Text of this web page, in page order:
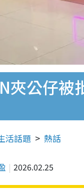
夾公仔被
活話題 熱話
2026.02.25